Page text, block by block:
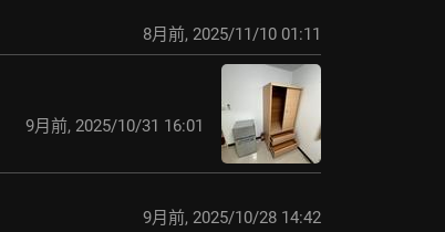
8月前, 2025/11/10 01:11
9月前, 2025/10/31 16:01
9月前, 2025/10/28 14:42